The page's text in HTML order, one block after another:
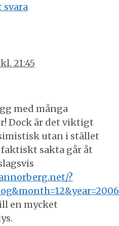
svara
21:45
med många
Dock är det viktigt
utan i stället
sakta går åt
?
en mycket